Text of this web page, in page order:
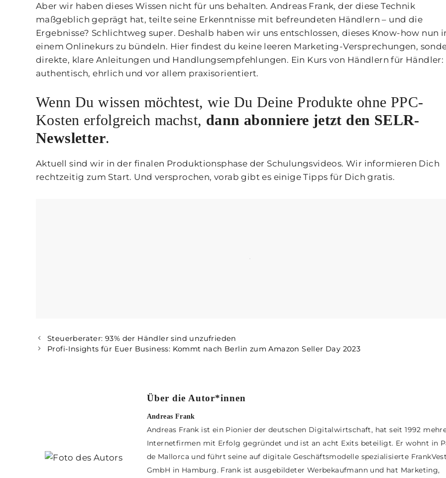
Aber wir haben dieses Wissen nicht für uns behalten. Andreas Frank, der diese Technik
maßgeblich geprägt hat, teilte seine Erkenntnisse mit befreundeten Händlern – und die
Ergebnisse? Schlichtweg super. Deshalb haben wir uns entschlossen, dieses Know-how nun
einem Onlinekurs zu bündeln. Hier findest du keine leeren Marketing-Versprechungen,
direkte, klare Anleitungen und Handlungsempfehlungen. Ein Kurs von Händlern für Händler:
authentisch, ehrlich und vor allem praxisorientiert.
Wenn Du wissen möchtest, wie Du Deine Produkte ohne PPC-
Kosten erfolgreich machst, dann abonniere jetzt den SELR-
Newsletter.
Aktuell sind wir in der finalen Produktionsphase der Schulungsvideos. Wir informieren Dich
rechtzeitig zum Start. Und versprochen, vorab gibt es einige Tipps für Dich gratis.
Steuerberater: 93% der Händler sind unzufrieden
Profi-Insights für Euer Business: Kommt nach Berlin zum Amazon Seller Day 2023
Über die Autor*innen
Andreas Frank
Andreas Frank ist ein Pionier der deutschen Digitalwirtschaft, hat seit 1992
Internetfirmen mit Erfolg gegründet und ist an acht Exits beteiligt. Er wohnt in
de Mallorca und führt seine auf digitale Geschäftsmodelle spezialisierte
GmbH in Hamburg. Frank ist ausgebildeter Werbekaufmann und hat Marketing,